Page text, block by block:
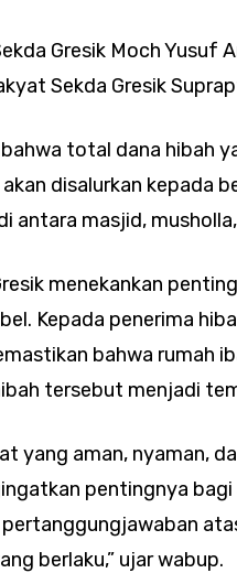
Gresik Moch Yusuf
Sekda Gresik
total dana hibah
disalurkan kepada
antara masjid,
menekankan
Kepada penerima
bahwa rumah
tersebut menjadi
yang aman, nyaman,
pentingnya bagi
berlaku,” ujar wabup.